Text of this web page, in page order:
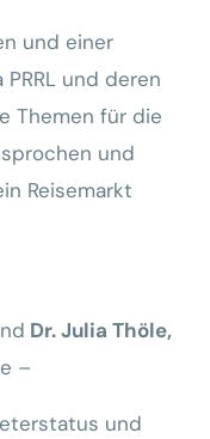
und einer
und deren
Themen für die
und
Reisemarkt
Dr. Julia Thöle,
–
und